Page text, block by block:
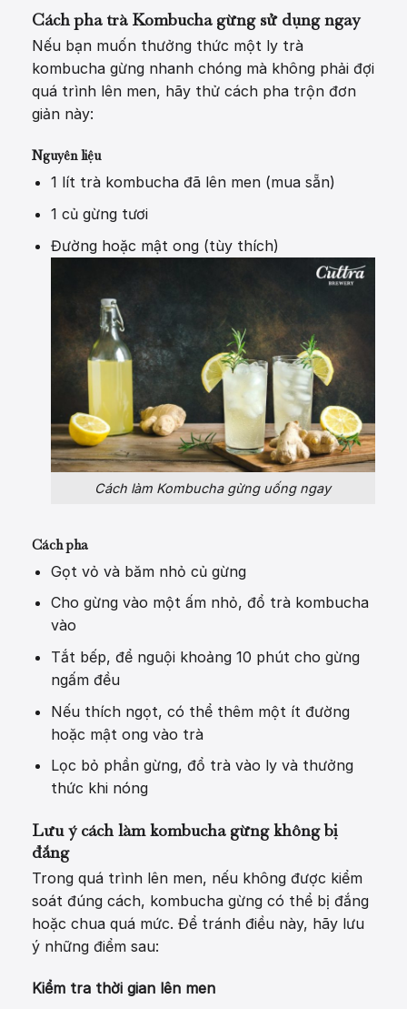
Cách pha trà Kombucha gừng sử dụng ngay
Nếu bạn muốn thưởng thức một ly trà
kombucha gừng nhanh chóng mà không phải đợi
quá trình lên men, hãy thử cách pha trộn đơn
giản này:
Nguyên liệu
1 lít trà kombucha đã lên men (mua sẵn)
1 củ gừng tươi
Đường hoặc mật ong (tùy thích)
Cách làm Kombucha gừng uống ngay
Cách pha
Gọt vỏ và băm nhỏ củ gừng
Cho gừng vào một ấm nhỏ, đổ trà kombucha
vào
Tắt bếp, để nguội khoảng 10 phút cho gừng
ngấm đều
Nếu thích ngọt, có thể thêm một ít đường
hoặc mật ong vào trà
Lọc bỏ phần gừng, đổ trà vào ly và thưởng
thức khi nóng
Lưu ý cách làm kombucha gừng không bị
đắng
Trong quá trình lên men, nếu không được kiểm
soát đúng cách, kombucha gừng có thể bị đắng
hoặc chua quá mức. Để tránh điều này, hãy lưu
ý những điểm sau:
Kiểm tra thời gian lên men